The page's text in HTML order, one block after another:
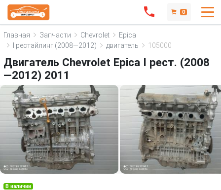
0
Главная Запчасти Chevrolet
Epica
I рестайлинг (2008—2012)
двигатель 105000
Двигатель Chevrolet Epica I рест. (2008
—2012) 2011
В наличии